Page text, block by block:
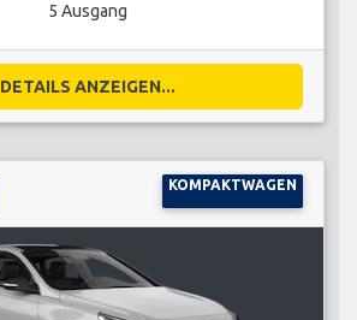
5 Ausgang
DETAILS ANZEIGEN...
KOMPAKTWAGEN